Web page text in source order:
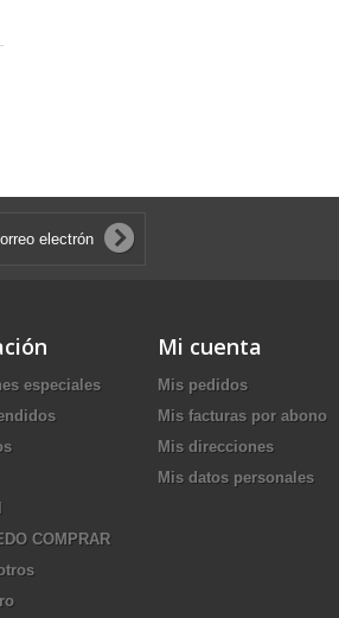
especiales
COMPRAR
Mi cuenta
Mis pedidos
Mis facturas por abono
Mis direcciones
Mis datos personales